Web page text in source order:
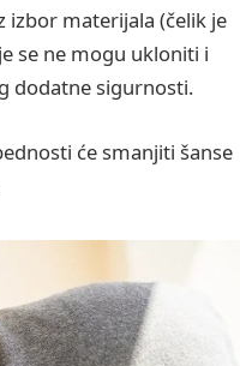
izbor materijala (čelik je
se ne mogu ukloniti i
dodatne sigurnosti.
će smanjiti šanse